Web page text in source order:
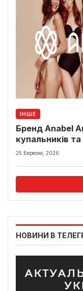
ІНШЕ
Бренд Anabel
купальників
25 Березня, 2026
НОВИНИ В